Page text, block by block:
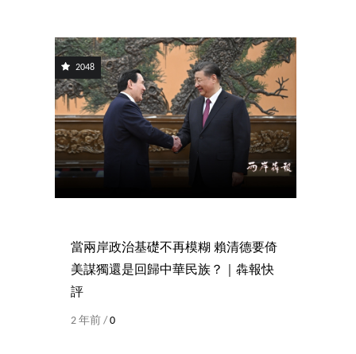
2048
當兩岸政治基礎不再模糊 賴清德要倚
美謀獨還是回歸中華民族？｜犇報快
評
2 年前 / 0